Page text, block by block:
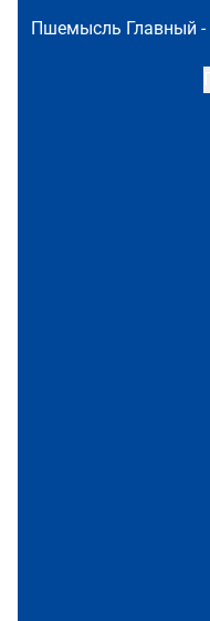
Пшемысль Главный -